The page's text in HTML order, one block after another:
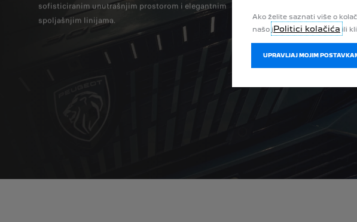
sofisticiranim unutrašnjim prostorom i elegantnim
spoljašnjim linijama.
zapamtiti samo jednu stvar:
samo na bitne stvari. To su
Ako želite saznati više o
našo jPolitici kolačića ili
UPRAVLJAJ MOJIM